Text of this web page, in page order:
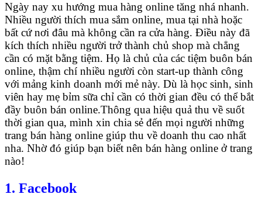
Ngày nay xu hướng mua hàng online tăng nhá nhanh.
Nhiều người thích mua sắm online, mua tại nhà hoặc
bất cứ nơi đâu mà không cần ra cửa hàng. Điều này đã
kích thích nhiều người trở thành chủ shop mà chẳng
cần có mặt bằng tiệm. Họ là chủ của các tiệm buôn bán
online, thậm chí nhiều người còn start-up thành công
với mảng kinh doanh mới mẻ này. Dù là học sinh, sinh
viên hay mẹ bỉm sữa chỉ cần có thời gian đều có thể bắt
đầy buôn bán online.Thông qua hiệu quả thu về suốt
thời gian qua, mình xin chia sẻ đến mọi người những
trang bán hàng online giúp thu về doanh thu cao nhất
nha. Nhờ đó giúp bạn biết nên bán hàng online ở trang
nào!
1. Facebook